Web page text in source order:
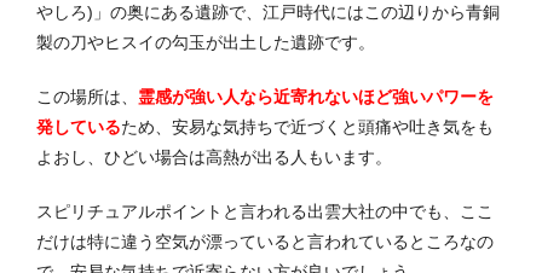
やしろ)」の奥にある遺跡で、江戸時代にはこの辺りから青銅
製の刀やヒスイの勾玉が出土した遺跡です。
この場所は、 霊感が強い人なら近寄れないほど強いパワーを
発しているため、安易な気持ちで近づくと頭痛や吐き気をも
よおし、ひどい場合は高熱が出る人もいます。
スピリチュアルポイントと言われる出雲大社の中でも、ここ
だけは特に違う空気が漂っていると言われているところなの